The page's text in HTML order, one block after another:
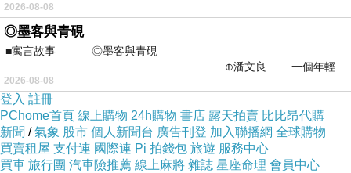
2026-08-08
◎墨客與青硯
■寓言故事 ◎墨客與青硯
⊕潘文良 一個年輕
的墨客，在京城的古玩肆裡
2026-08-08
登入 註冊
PChome首頁 線上購物 24h購物 書店 露天拍賣 比比昂代購
新聞 /氣象 股市 個人新聞台 廣告刊登 加入聯播網 全球購物
買賣租屋 支付連 國際連 Pi 拍錢包 旅遊 服務中心
買車 旅行團 汽車險推薦 線上麻將 雜誌 星座命理 會員中心